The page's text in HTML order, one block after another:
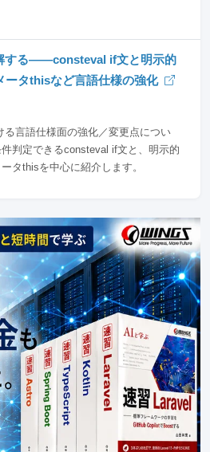
する――consteval if文と明示的
ータthisなど言語仕様の強化
る言語仕様面の強化／変更点につい
判定できるconsteval if文と、明示的
タthisを中心に紹介します。